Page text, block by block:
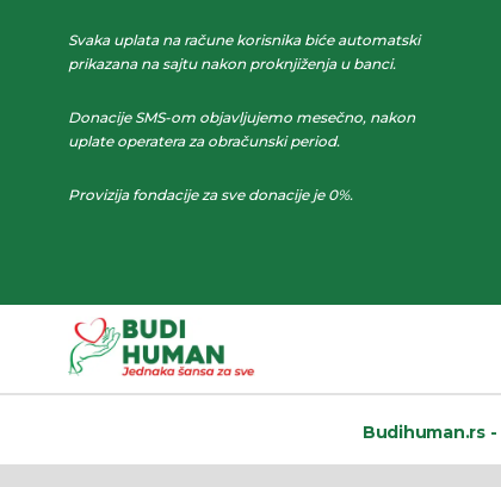
Svaka uplata na račune korisnika biće automatski
prikazana na sajtu nakon proknjiženja u banci.
Donacije SMS-om objavljujemo mesečno, nakon
uplate operatera za obračunski period.
Provizija fondacije za sve donacije je 0%.
Budihuman.rs -